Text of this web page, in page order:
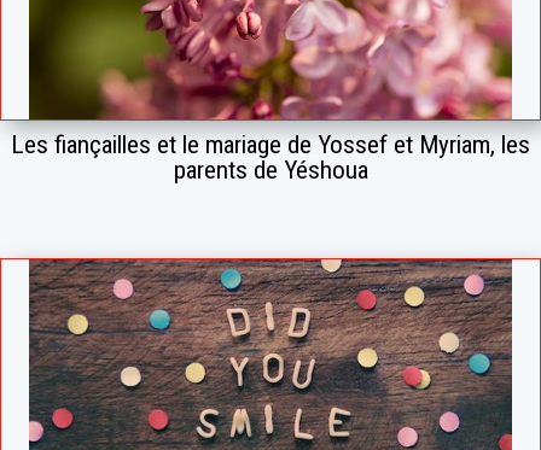
Les fiançailles et le mariage de Yossef et Myriam, les
parents de Yéshoua